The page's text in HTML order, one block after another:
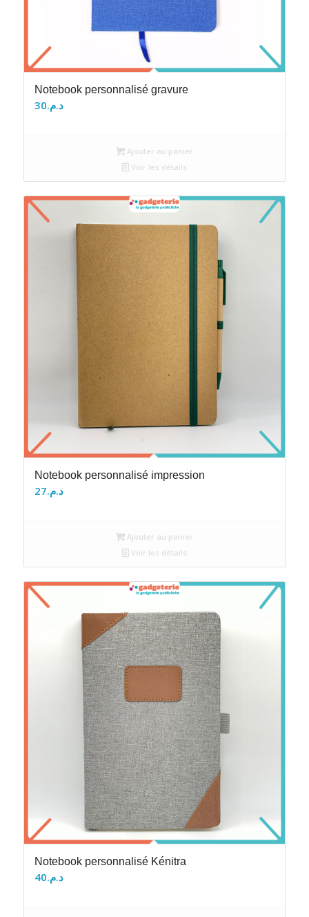
Notebook personnalisé gravure
د.م.30
Ajouter au panier
Voir les détails
Notebook personnalisé impression
د.م.27
Ajouter au panier
Voir les détails
Notebook personnalisé Kénitra
د.م.40